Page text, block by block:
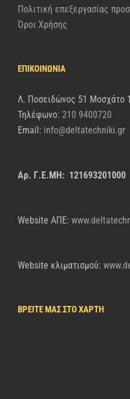
Πολιτική επεξεργασίας
Όροι Χρήσης
ΕΠΙΚΟΙΝΩΝΙΑ
Λ. Ποσειδώνος 51 Μοσχάτο
Τηλέφωνο: 210 9400720
Email: info@deltatechniki.gr
Αρ. Γ.Ε.ΜΗ: 121693201000
Website AΠΕ:
Website κλιματισμού:
ΒΡΕΙΤΕ ΜΑΣ ΣΤΟ ΧΑΡΤΗ